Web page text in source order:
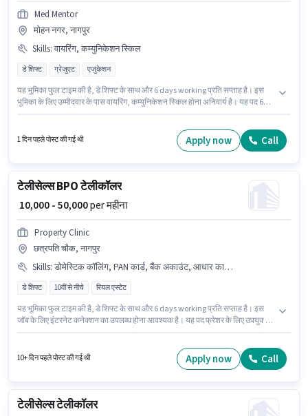
Med Mentor
मोहन नगर, नागपुर
Skills: वायरिंग, कम्युनिकेशन स्किल
डे शिफ्ट ग्रेजुएट एजुकेशन
यह भूमिका फुल टाइम की है, डे शिफ्ट के साथ और 6 days working प्रति सप्ताह है। इस
भूमिका के लिए उम्मीदवार के पास वायरिंग, कम्युनिकेशन स्किल होना अनिवार्य है। यह पद 6+
सर्टिफिकेट होना अनिवार्य है। यह वैकेंसी मोहन नगर, नागपुर में है।
1 दिन पहले पोस्ट की गई थी Apply now Call
टेलीसेल्स BPO टेलीकॉलर
₹ 10,000 - 50,000per महीना
Property Clinic
छत्रपति चौक, नागपुर
Skills: डोमेस्टिक कॉलिंग, PAN कार्ड, बैंक अकाउंट, आधार कार्ड, वायरिंग, लीड जनरेशन, कम्युनिकेशन स्किल, इंटरनेट कनेक्शन, आउटबाउंड/कोल्ड कॉलिंग
डे शिफ्ट 10वीं से नीचे रियल एस्टेट
यह भूमिका फुल टाइम की है, डे शिफ्ट के साथ और 6 days working प्रति सप्ताह है। इस
जॉब के लिए इंटरनेट कनेक्शन का उपलब्ध होना आवश्यक है। यह पद फ्रेशर के लिए उपयुक्त
स्किल्स होनी चाहिए। 10वीं से नीचे योग्यता वाले उम्मीदवार इस भूमिका के लिए उपयुक्त हैं। इस
10+ दिन पहले पोस्ट की गई थी Apply now Call
टेलीसेल्स टेलीकॉलर